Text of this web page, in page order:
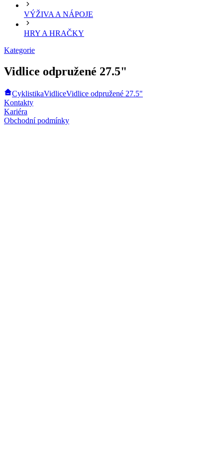
VÝŽIVA A NÁPOJE
HRY A HRAČKY
Kategorie
Vidlice odpružené 27.5"
CyklistikaVidliceVidlice odpružené 27.5"
Kontakty
Kariéra
Obchodní podmínky